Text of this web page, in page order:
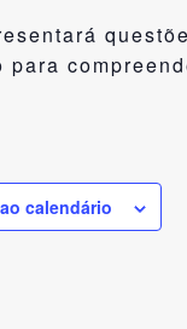
para
calendário